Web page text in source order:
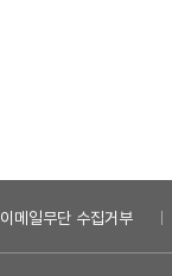
이메일무단 수집거부